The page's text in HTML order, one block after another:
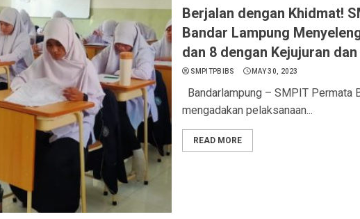
Berjalan dengan Khidmat!
Bandar Lampung
dan 8 dengan Kejujuran
SMPITPBIBS MAY 30, 2023
Bandarlampung – SMPIT Permata
mengadakan pelaksanaan...
READ MORE